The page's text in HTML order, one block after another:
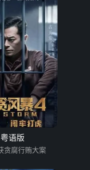
语版
贪腐行贿大案